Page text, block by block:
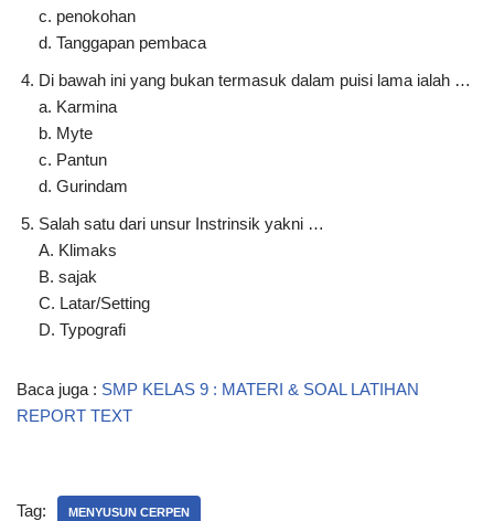
c. penokohan
d. Tanggapan pembaca
Di bawah ini yang bukan termasuk dalam puisi lama ialah …
a. Karmina
b. Myte
c. Pantun
d. Gurindam
Salah satu dari unsur Instrinsik yakni …
A. Klimaks
B. sajak
C. Latar/Setting
D. Typografi
Baca juga : SMP KELAS 9 : MATERI & SOAL LATIHAN
REPORT TEXT
Tag: MENYUSUN CERPEN